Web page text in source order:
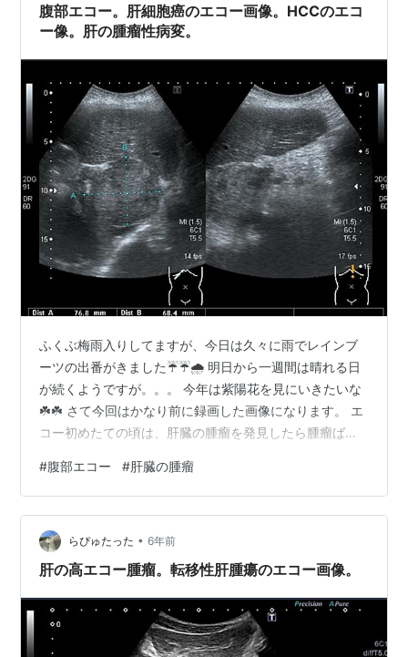
腹部エコー。肝細胞癌のエコー画像。HCCのエコ
ー像。肝の腫瘤性病変。
ふくぶ梅雨入りしてますが、今日は久々に雨でレインブ
ーツの出番がきました☔️☔🌧 明日から一週間は晴れる日
が続くようですが。。。 今年は紫陽花を見にいきたいな
☘️☘️ さて今回はかなり前に録画した画像になります。 エ
コー初めたての頃は、肝臓の腫瘤を発見したら腫瘤ばか
した💦今も初心者ですが… 背景肝の評価。大事ですね🍀
🍀 ▼動画です youtu.be 肝臓の実質は線維化が疑われ、
粗く不均一です。 表面凹凸不整。肝縁鈍化がみられま
す。 原発性肝癌の９割は肝細胞癌（ＨＣＣ）で、８０～
９０％の割合で慢性肝障害や肝硬変が見られるそうで
#腹部エコー #肝臓の腫瘤
らぴゅたった • 6年前
肝の高エコー腫瘤。転移性肝腫瘍のエコー画像。